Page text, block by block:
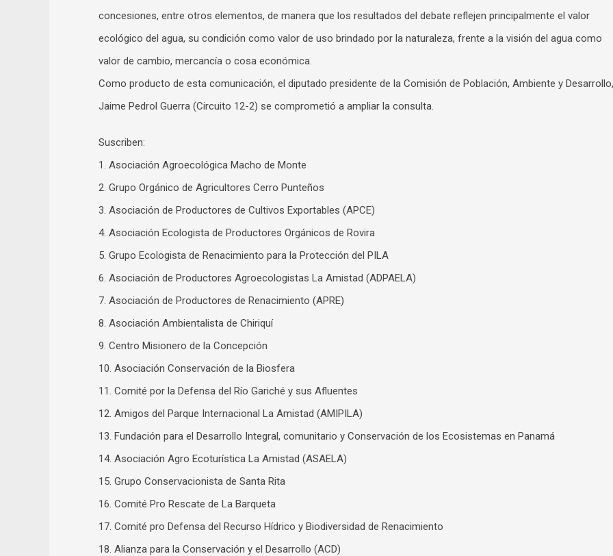
concesiones, entre otros elementos, de manera que los resultados del debate reflejen principalmente el valor
ecológico del agua, su condición como valor de uso brindado por la naturaleza, frente a la visión del agua como
valor de cambio, mercancía o cosa económica.
Como producto de esta comunicación, el diputado presidente de la Comisión de Población, Ambiente y Desarrollo,
Jaime Pedrol Guerra (Circuito 12-2) se comprometió a ampliar la consulta.
Suscriben:
1. Asociación Agroecológica Macho de Monte
2. Grupo Orgánico de Agricultores Cerro Punteños
3. Asociación de Productores de Cultivos Exportables (APCE)
4. Asociación Ecologista de Productores Orgánicos de Rovira
5. Grupo Ecologista de Renacimiento para la Protección del PILA
6. Asociación de Productores Agroecologistas La Amistad (ADPAELA)
7. Asociación de Productores de Renacimiento (APRE)
8. Asociación Ambientalista de Chiriquí
9. Centro Misionero de la Concepción
10. Asociación Conservación de la Biosfera
11. Comité por la Defensa del Río Gariché y sus Afluentes
12. Amigos del Parque Internacional La Amistad (AMIPILA)
13. Fundación para el Desarrollo Integral, comunitario y Conservación de los Ecosistemas en Panamá
14. Asociación Agro Ecoturística La Amistad (ASAELA)
15. Grupo Conservacionista de Santa Rita
16. Comité Pro Rescate de La Barqueta
17. Comité pro Defensa del Recurso Hídrico y Biodiversidad de Renacimiento
18. Alianza para la Conservación y el Desarrollo (ACD)